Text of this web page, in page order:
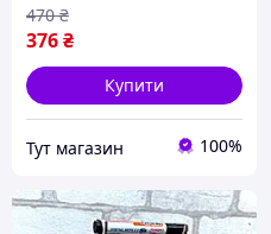
376₴
470 ₴
Купити
Тут магазин 100%